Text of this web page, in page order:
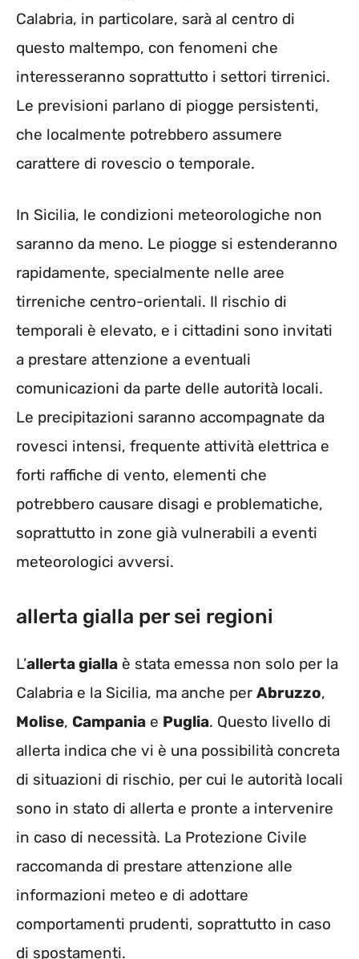
Calabria, in particolare, sarà al centro di
questo maltempo, con fenomeni che
interesseranno soprattutto i settori tirrenici.
Le previsioni parlano di piogge persistenti,
che localmente potrebbero assumere
carattere di rovescio o temporale.
In Sicilia, le condizioni meteorologiche non
saranno da meno. Le piogge si estenderanno
rapidamente, specialmente nelle aree
tirreniche centro-orientali. Il rischio di
temporali è elevato, e i cittadini sono invitati
a prestare attenzione a eventuali
comunicazioni da parte delle autorità locali.
Le precipitazioni saranno accompagnate da
rovesci intensi, frequente attività elettrica e
forti raffiche di vento, elementi che
potrebbero causare disagi e problematiche,
soprattutto in zone già vulnerabili a eventi
meteorologici avversi.
allerta gialla per sei regioni
L’allerta gialla è stata emessa non solo per la
Calabria e la Sicilia, ma anche per Abruzzo,
Molise, Campania e Puglia. Questo livello di
allerta indica che vi è una possibilità concreta
di situazioni di rischio, per cui le autorità locali
sono in stato di allerta e pronte a intervenire
in caso di necessità. La Protezione Civile
raccomanda di prestare attenzione alle
informazioni meteo e di adottare
comportamenti prudenti, soprattutto in caso
di spostamenti.